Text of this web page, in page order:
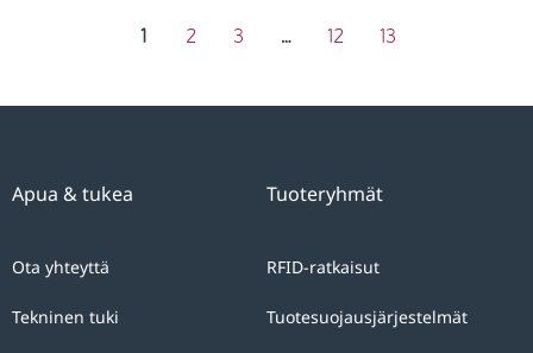
1 2 3 … 12 13
Tuoteryhmät
RFID-ratkaisut
Tuotesuojausjärjestelmät
Apua & tukea
Ota yhteyttä
Tekninen tuki